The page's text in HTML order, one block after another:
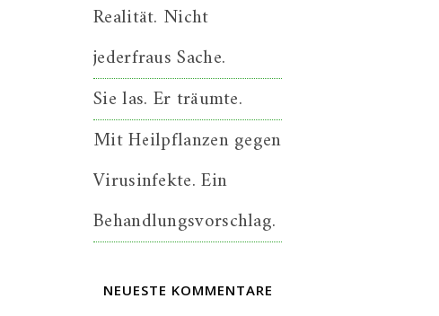
Realität. Nicht
jederfraus Sache.
Sie las. Er träumte.
Mit Heilpflanzen gegen
Virusinfekte. Ein
Behandlungsvorschlag.
NEUESTE KOMMENTARE